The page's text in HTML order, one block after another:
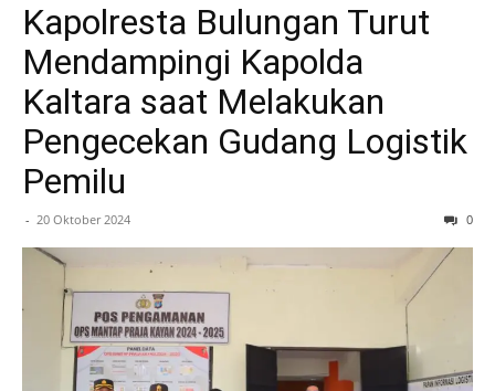
Kapolresta Bulungan Turut
Mendampingi Kapolda
Kaltara saat Melakukan
Pengecekan Gudang Logistik
Pemilu
- 20 Oktober 2024 0